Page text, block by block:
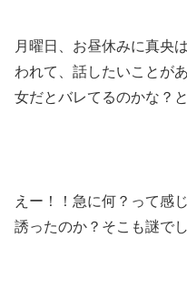
月曜日、お昼休みに真央
われて、話したいことが
女だとバレてるのかな？
えー！！急に何？って感
誘ったのか？そこも謎でし